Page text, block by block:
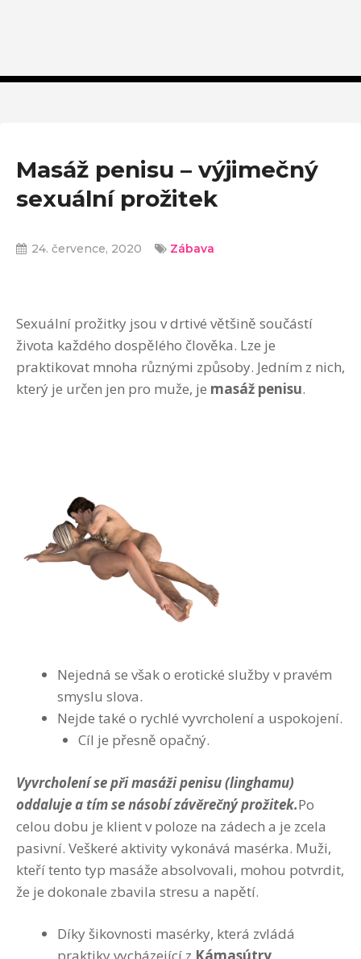
Masáž penisu – výjimečný
sexuální prožitek
24. července, 2020 Zábava
Sexuální prožitky jsou v drtivé většině součástí
života každého dospělého člověka. Lze je
praktikovat mnoha různými způsoby. Jedním z nich,
který je určen jen pro muže, je masáž penisu.
Nejedná se však o erotické služby v pravém
smyslu slova.
Nejde také o rychlé vyvrcholení a uspokojení.
Cíl je přesně opačný.
Vyvrcholení se při masáži penisu (linghamu)
oddaluje a tím se násobí závěrečný prožitek.Po
celou dobu je klient v poloze na zádech a je zcela
pasivní. Veškeré aktivity vykonává masérka. Muži,
kteří tento typ masáže absolvovali, mohou potvrdit,
že je dokonale zbavila stresu a napětí.
Díky šikovnosti masérky, která zvládá